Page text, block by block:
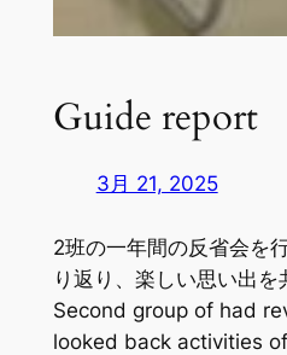
Guide report
3月 21, 2025
2班の一年間の反省会を
り返り、楽しい思い出を
Second group of had
looked back activities